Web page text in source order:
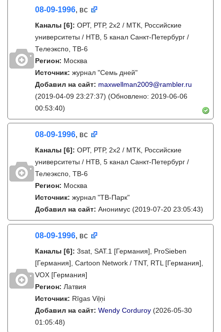
08-09-1996, вс
Каналы [6]: ОРТ, РТР, 2х2 / МТК, Российские
университеты / НТВ, 5 канал Санкт-Петербург /
Телеэкспо, ТВ-6
Регион: Москва
Источник: журнал "Семь дней"
Добавил на сайт: maxwellman2009@rambler.ru
(2019-04-09 23:27:37) (Обновлено: 2019-06-06
00:53:40)
08-09-1996, вс
Каналы [6]: ОРТ, РТР, 2х2 / МТК, Российские
университеты / НТВ, 5 канал Санкт-Петербург /
Телеэкспо, ТВ-6
Регион: Москва
Источник: журнал "ТВ-Парк"
Добавил на сайт: Анонимус (2019-07-20 23:05:43)
08-09-1996, вс
Каналы [6]: 3sat, SAT.1 [Германия], ProSieben
[Германия], Cartoon Network / TNT, RTL [Германия],
VOX [Германия]
Регион: Латвия
Источник: Rīgas Viļņi
Добавил на сайт: Wendy Corduroy (2026-05-30
01:05:48)